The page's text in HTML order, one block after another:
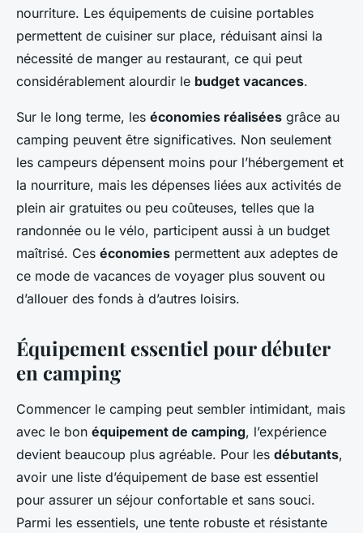
nourriture. Les équipements de cuisine portables
permettent de cuisiner sur place, réduisant ainsi la
nécessité de manger au restaurant, ce qui peut
considérablement alourdir le budget vacances.
Sur le long terme, les économies réalisées grâce au
camping peuvent être significatives. Non seulement
les campeurs dépensent moins pour l’hébergement et
la nourriture, mais les dépenses liées aux activités de
plein air gratuites ou peu coûteuses, telles que la
randonnée ou le vélo, participent aussi à un budget
maîtrisé. Ces économies permettent aux adeptes de
ce mode de vacances de voyager plus souvent ou
d’allouer des fonds à d’autres loisirs.
Équipement essentiel pour débuter
en camping
Commencer le camping peut sembler intimidant, mais
avec le bon équipement de camping, l’expérience
devient beaucoup plus agréable. Pour les débutants,
avoir une liste d’équipement de base est essentiel
pour assurer un séjour confortable et sans souci.
Parmi les essentiels, une tente robuste et résistante